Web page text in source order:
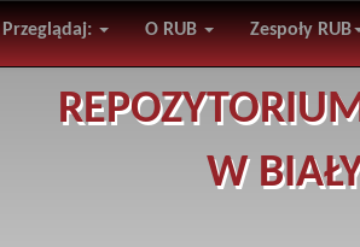
Przeglądaj: O RUB Zespoły RUB
W